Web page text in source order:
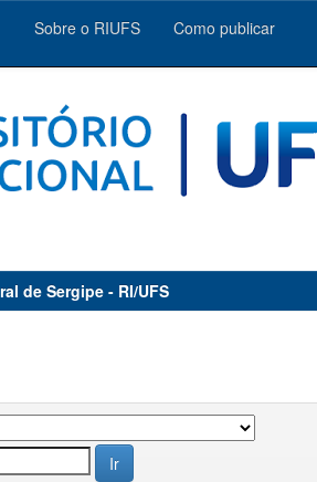
Sobre o RIUFS Como publicar
de Sergipe - RI/UFS